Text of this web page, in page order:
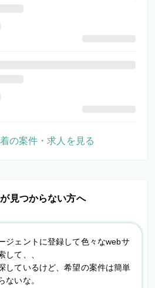
見つからない方へ
ジェントに登録して色々なwebサ
して、、
しているけど、希望の案件は簡単
ないな。
の案件・求人を見る